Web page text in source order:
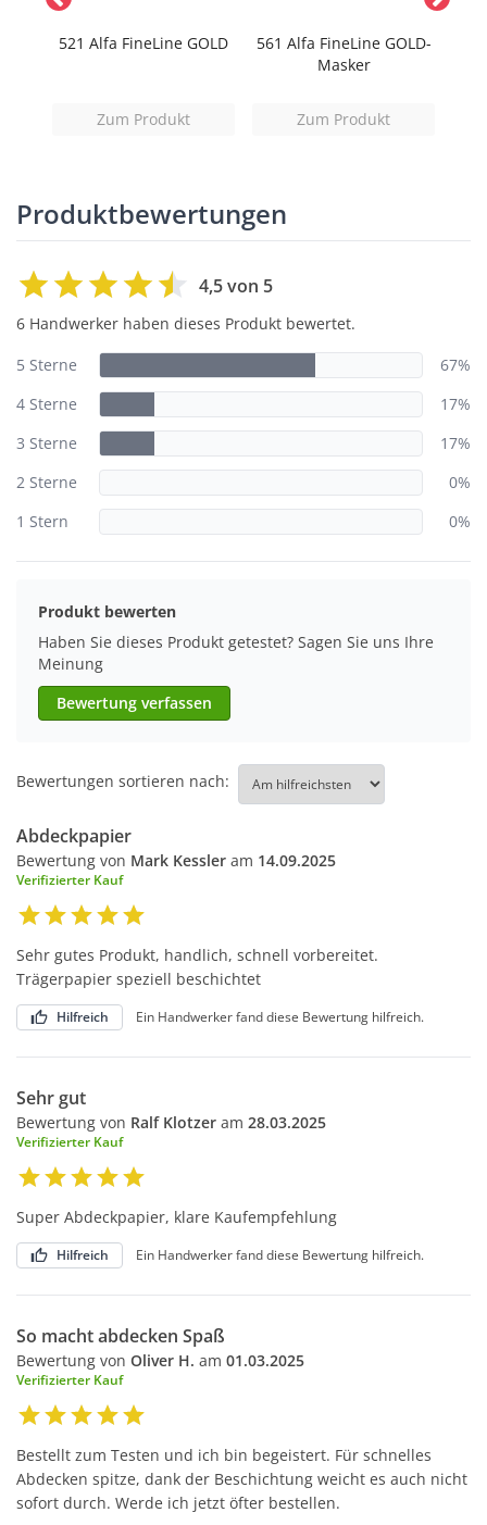
521 Alfa FineLine GOLD
Zum Produkt
561 Alfa FineLine GOLD-
Masker
Zum Produkt
Produktbewertungen
4,5 von 5
6 Handwerker haben dieses Produkt bewertet.
5 Sterne
67%
4 Sterne
17%
3 Sterne
17%
2 Sterne
0%
1 Stern
0%
Produkt bewerten
Haben Sie dieses Produkt getestet? Sagen Sie uns Ihre
Meinung
Bewertung verfassen
Bewertungen sortieren nach:
Abdeckpapier
Bewertung von Mark Kessler am 14.09.2025
Verifizierter Kauf
Sehr gutes Produkt, handlich, schnell vorbereitet.
Trägerpapier speziell beschichtet
Hilfreich Ein Handwerker fand diese Bewertung hilfreich.
Sehr gut
Bewertung von Ralf Klotzer am 28.03.2025
Verifizierter Kauf
Super Abdeckpapier, klare Kaufempfehlung
Hilfreich Ein Handwerker fand diese Bewertung hilfreich.
So macht abdecken Spaß
Bewertung von Oliver H. am 01.03.2025
Verifizierter Kauf
Bestellt zum Testen und ich bin begeistert. Für schnelles
Abdecken spitze, dank der Beschichtung weicht es auch nicht
sofort durch. Werde ich jetzt öfter bestellen.